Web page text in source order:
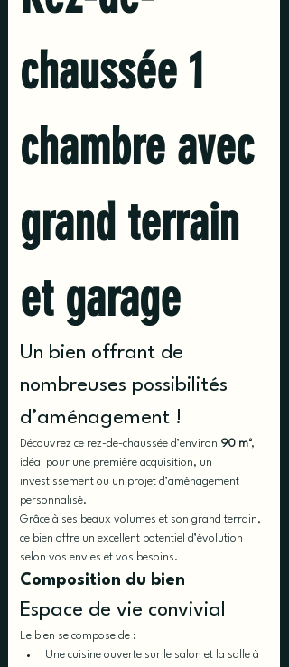
chaussée 1
chambre avec
grand terrain
et garage
Un bien offrant de
nombreuses possibilités
d’aménagement !
Découvrez ce rez-de-chaussée d’environ 90 m²,
idéal pour une première acquisition, un
investissement ou un projet d’aménagement
personnalisé.
Grâce à ses beaux volumes et son grand terrain,
ce bien offre un excellent potentiel d’évolution
selon vos envies et vos besoins.
Composition du bien
Espace de vie convivial
Le bien se compose de :
Une cuisine ouverte sur le salon et la salle à